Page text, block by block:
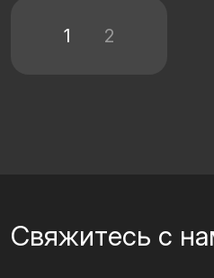
1 2
Свяжитесь с